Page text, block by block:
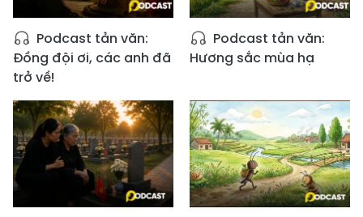
Podcast tản văn:
Đồng đội ơi, các anh đã
trở về!
Podcast tản văn:
Hương sắc mùa hạ